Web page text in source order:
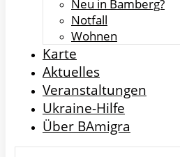
Neu in Bamberg?
Notfall
Wohnen
Karte
Aktuelles
Veranstaltungen
Ukraine-Hilfe
Über BAmigra